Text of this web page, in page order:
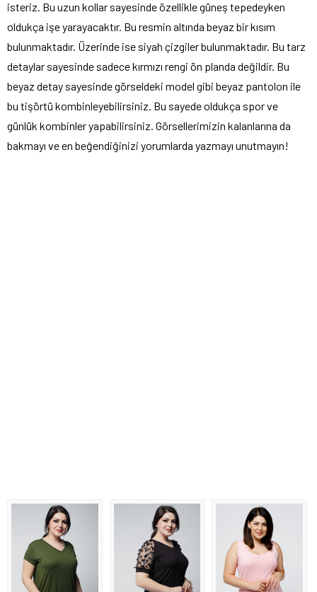
isteriz. Bu uzun kollar sayesinde özellikle güneş tepedeyken
oldukça işe yarayacaktır. Bu resmin altında beyaz bir kısım
bulunmaktadır. Üzerinde ise siyah çizgiler bulunmaktadır. Bu tarz
detaylar sayesinde sadece kırmızı rengi ön planda değildir. Bu
beyaz detay sayesinde görseldeki model gibi beyaz pantolon ile
bu tişörtü kombinleyebilirsiniz. Bu sayede oldukça spor ve
günlük kombinler yapabilirsiniz. Görsellerimizin kalanlarına da
bakmayı ve en beğendiğinizi yorumlarda yazmayı unutmayın!